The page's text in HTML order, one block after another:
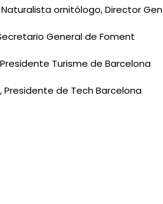
ornitólogo, Director
General de Foment
Turisme de Barcelona
Presidente de Tech Barcelona